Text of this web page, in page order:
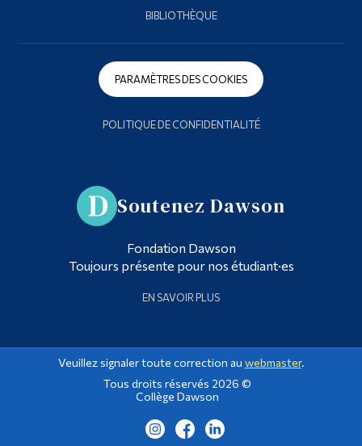
BIBLIOTHÈQUE
PARAMÈTRES DES COOKIES
POLITIQUE DE CONFIDENTIALITÉ
Soutenez Dawson
Fondation Dawson
Toujours présente pour nos étudiant·es
EN SAVOIR PLUS
Veuillez signaler toute correction au webmaster.
Tous droits réservés 2026 ©
Collège Dawson